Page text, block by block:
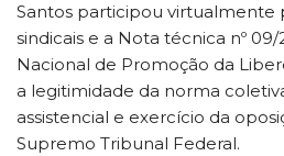
Santos participou virtualmente
sindicais e a Nota técnica nº
Nacional de Promoção da
a legitimidade da norma
assistencial e exercício da
Supremo Tribunal Federal.